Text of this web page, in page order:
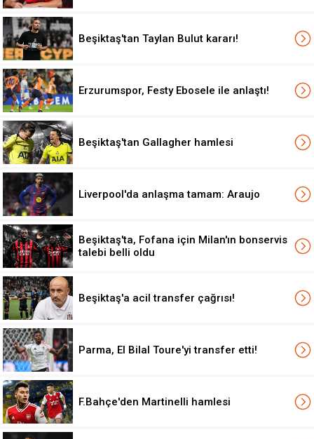
Beşiktaş'tan Taylan Bulut kararı!
Erzurumspor, Festy Ebosele ile anlaştı!
Beşiktaş'tan Gallagher hamlesi
Liverpool'da anlaşma tamam: Araujo
Beşiktaş'ta, Fofana için Milan'ın bonservis
talebi belli oldu
Beşiktaş'a acil transfer çağrısı!
Parma, El Bilal Toure'yi transfer etti!
F.Bahçe'den Martinelli hamlesi